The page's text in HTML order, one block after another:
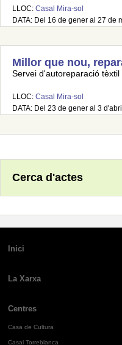
LLOC: Casal Mira-sol
DATA: Del 16 de gener al 27 de
Millor que nou,
Servei d'autoreparació tèxtil
LLOC: Casal Mira-sol
DATA: Del 23 de gener al 3
Cerca d'actes
Inici
La Xarxa
Centres
Casa de Cultura
Casal Torreblanca